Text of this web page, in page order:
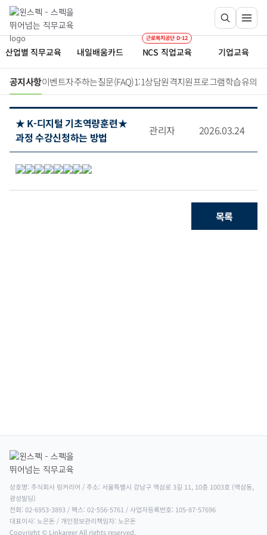
산업별 직무교육 내일배움카드
근로복지공단 D-12
NCS 직업교육 기업교육
공지사항이벤트자주하는질문(FAQ)1:1상담원격지원프로그램학습유의
★ K-디지털 기초역량훈련★
과정 수강신청하는 방법
관리자 2026.03.24
목록
상호명: 주식회사 링커리어 / 주소: 서울특별시 강남구 역삼로 3길 11, 10층 1003호 (역삼동,
광성빌딩)
전화: 02-6953-3893 / 팩스: 02-556-5761 / 사업자등록번호: 105-87-57696
대표이사: 노은돈 / 개인정보관리책임자: 노은돈
Copyright © Linkareer All rights reserved.